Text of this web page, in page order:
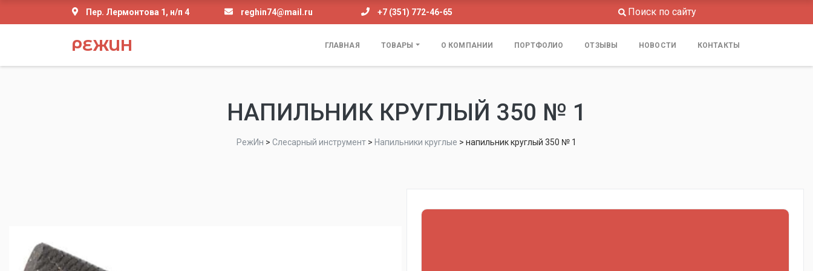
Пер. Лермонтова 1, н/п 4 reghin74@mail.ru +7 (351) 772-46-65 Поиск по сайту
РЕЖИН ГЛАВНАЯ ТОВАРЫ О КОМПАНИИ ПОРТФОЛИО ОТЗЫВЫ НОВОСТИ КОНТАКТЫ
НАПИЛЬНИК КРУГЛЫЙ 350 № 1
РежИн > Слесарный инструмент > Напильники круглые > напильник круглый 350 № 1